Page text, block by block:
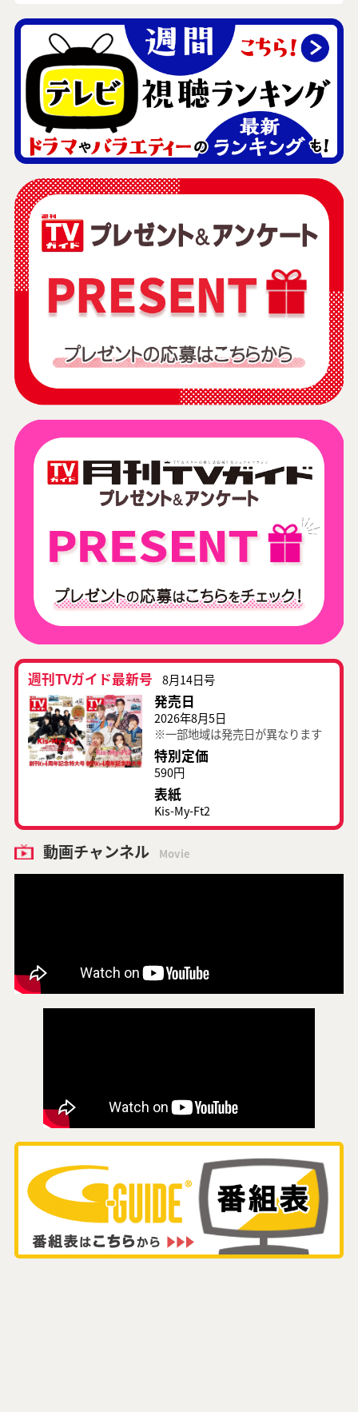
週刊TVガイド最新号 8月14日号
発売日
2026年8月5日
※一部地域は発売日が異なります
特別定価
590円
表紙
Kis-My-Ft2
動画チャンネル Movie